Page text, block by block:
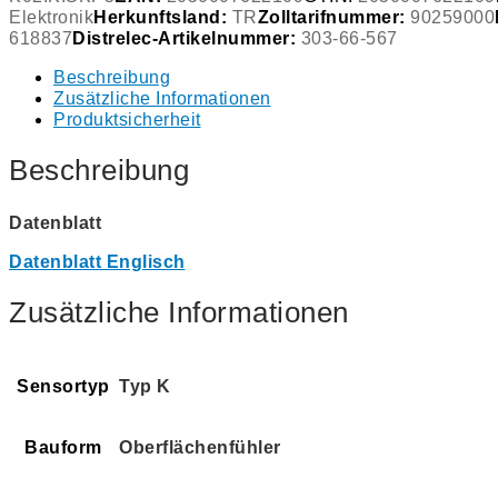
ElektronikHerkunftsland: TRZolltarifnummer: 90259000
618837 Distrelec-Artikelnummer: 303-66-567
Beschreibung
Zusätzliche Informationen
Produktsicherheit
Beschreibung
Datenblatt
Datenblatt Englisch
Zusätzliche Informationen
Sensortyp Typ K
Bauform Oberflächenfühler